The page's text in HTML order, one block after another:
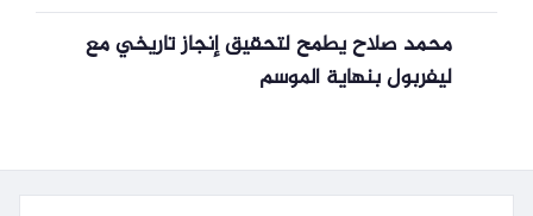
محمد صلاح يطمح لتحقيق إنجاز تاريخي مع
ليفربول بنهاية الموسم